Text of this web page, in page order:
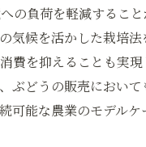
の負荷を軽減すること
気候を活かした栽培法
費を抑えることも実現
ぶどうの販売におい
可能な農業のモデルケ